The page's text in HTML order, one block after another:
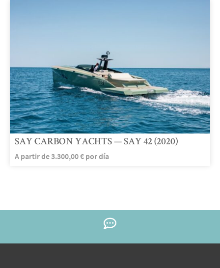
SAY CARBON YACHTS — SAY 42 (2020)
A partir de3.300,00€ por día